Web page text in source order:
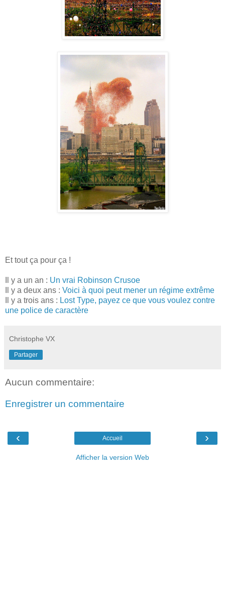
Et tout ça pour ça !
Il y a un an : Un vrai Robinson Crusoe
Il y a deux ans : Voici à quoi peut mener un régime extrême
Il y a trois ans : Lost Type, payez ce que vous voulez contre
une police de caractère
Christophe VX
Partager
Aucun commentaire:
Enregistrer un commentaire
‹ ›
Accueil
Afficher la version Web